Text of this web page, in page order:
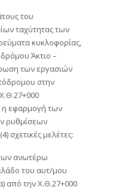
του
ταχύτητας των
κυκλοφορίας,
Άκτιο –
των εργασιών
στην
η εφαρμογή των
ρυθμίσεων
σχετικές μελέτες:
ανωτέρω
του αυτ/μου
από την Χ.Θ.27+000